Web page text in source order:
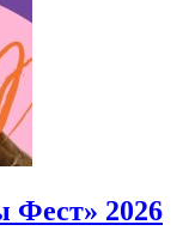
Фест» 2026